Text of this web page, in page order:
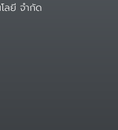
ลยี จำกัด